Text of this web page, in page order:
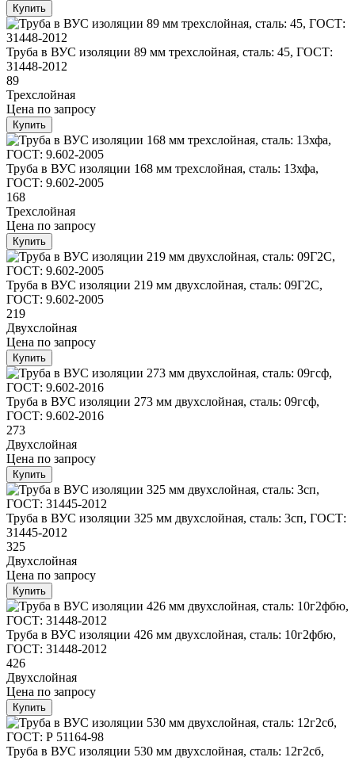
Купить
Труба в ВУС изоляции 89 мм трехслойная, сталь: 45, ГОСТ:
31448-2012
89
Трехслойная
Цена по запросу
Купить
Труба в ВУС изоляции 168 мм трехслойная, сталь: 13хфа,
ГОСТ: 9.602-2005
168
Трехслойная
Цена по запросу
Купить
Труба в ВУС изоляции 219 мм двухслойная, сталь: 09Г2С,
ГОСТ: 9.602-2005
219
Двухслойная
Цена по запросу
Купить
Труба в ВУС изоляции 273 мм двухслойная, сталь: 09гсф,
ГОСТ: 9.602-2016
273
Двухслойная
Цена по запросу
Купить
Труба в ВУС изоляции 325 мм двухслойная, сталь: 3сп, ГОСТ:
31445-2012
325
Двухслойная
Цена по запросу
Купить
Труба в ВУС изоляции 426 мм двухслойная, сталь: 10г2фбю,
ГОСТ: 31448-2012
426
Двухслойная
Цена по запросу
Купить
Труба в ВУС изоляции 530 мм двухслойная, сталь: 12г2сб,